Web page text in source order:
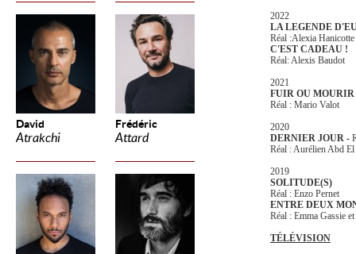
David
Atrakchi
Frédéric
Attard
2022
LA LEGENDE
Réal :Alexia Hanicotte
C'EST CADEAU !
Réal: Alexis Baudot
2021
FUIR OU MOURIR
Réal : Mario Valot
2020
DERNIER JOUR -
Réal : Aurélien Abd El
2019
SOLITUDE(S)
Réal : Enzo Pernet
ENTRE DEUX
Réal : Emma Gassie
TÉLÉVISION